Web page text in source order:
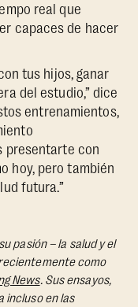
real que
capaces de hacer
tus hijos, ganar
del estudio,” dice
entrenamientos,
presentarte con
hoy, pero también
futura.”
pasión – la salud y el
como
News. Sus ensayos,
incluso en las